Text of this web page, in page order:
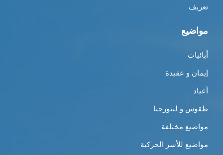
تعريف
مواضيع
أبائيات
إيمان و عقيدة
أعياد
طقوس و ليتورجيا
مواضيع مختلفة
مواضيع للأسر الحركية